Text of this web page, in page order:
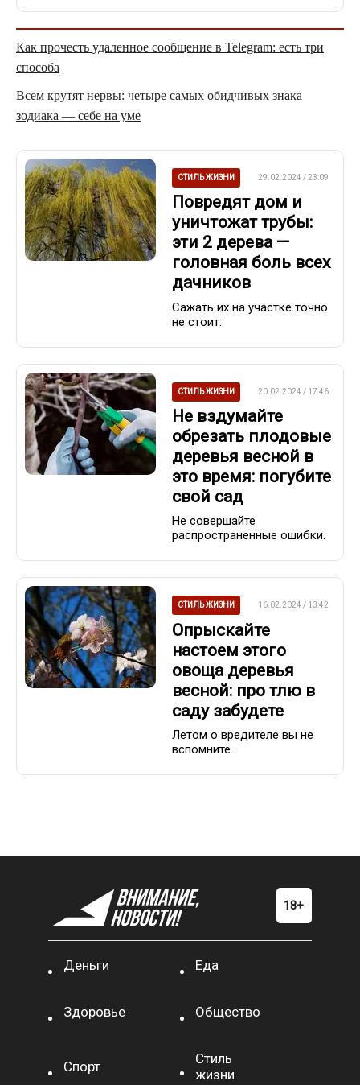
Как прочесть удаленное сообщение в Telegram: есть три
способа
Всем крутят нервы: четыре самых обидчивых знака
зодиака — себе на уме
СТИЛЬ ЖИЗНИ 29.02.2024 / 23:09
Повредят дом и
уничтожат трубы:
эти 2 дерева —
головная боль всех
дачников
Сажать их на участке точно
не стоит.
СТИЛЬ ЖИЗНИ 20.02.2024 / 17:46
Не вздумайте
обрезать плодовые
деревья весной в
это время: погубите
свой сад
Не совершайте
распространенные ошибки.
СТИЛЬ ЖИЗНИ 16.02.2024 / 13:42
Опрыскайте
настоем этого
овоща деревья
весной: про тлю в
саду забудете
Летом о вредителе вы не
вспомните.
Деньги Еда
Здоровье Общество
Спорт
Стиль
жизни